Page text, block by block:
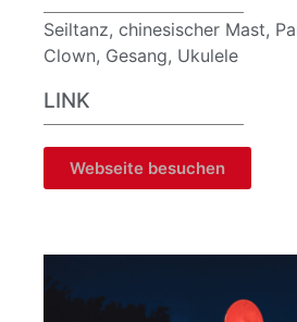
Seiltanz, chinesischer Mast,
Clown, Gesang, Ukulele
LINK
Webseite besuchen